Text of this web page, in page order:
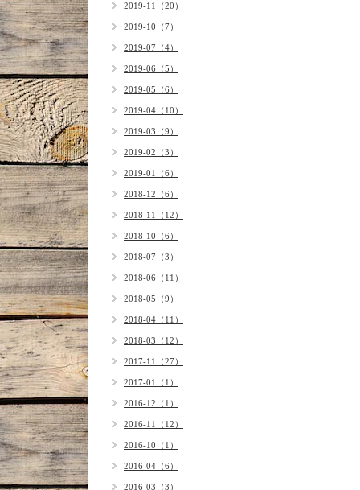
2019-11（20）
2019-10（7）
2019-07（4）
2019-06（5）
2019-05（6）
2019-04（10）
2019-03（9）
2019-02（3）
2019-01（6）
2018-12（6）
2018-11（12）
2018-10（6）
2018-07（3）
2018-06（11）
2018-05（9）
2018-04（11）
2018-03（12）
2017-11（27）
2017-01（1）
2016-12（1）
2016-11（12）
2016-10（1）
2016-04（6）
2016-03（3）